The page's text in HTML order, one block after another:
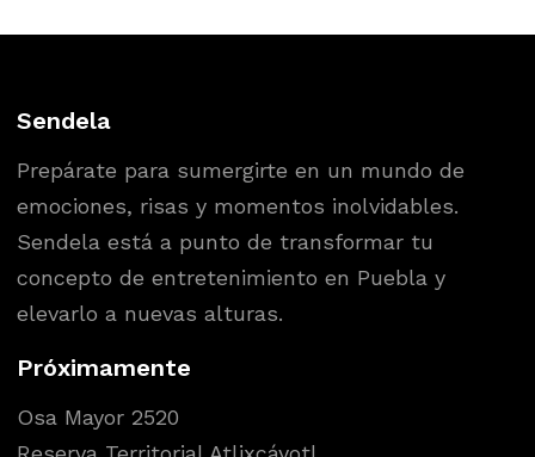
Sendela
Prepárate para sumergirte en un mundo de
emociones, risas y momentos inolvidables.
Sendela está a punto de transformar tu
concepto de entretenimiento en Puebla y
elevarlo a nuevas alturas.
Próximamente
Osa Mayor 2520